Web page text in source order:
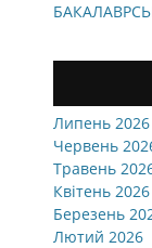
Липень 2026
Червень
Травень
Квітень 2026
Березень
Лютий 2026